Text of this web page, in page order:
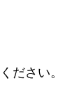
ださい。